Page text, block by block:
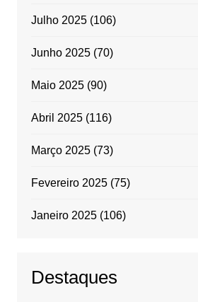
Julho 2025(106)
Junho 2025(70)
Maio 2025(90)
Abril 2025(116)
Março 2025(73)
Fevereiro 2025(75)
Janeiro 2025(106)
Destaques